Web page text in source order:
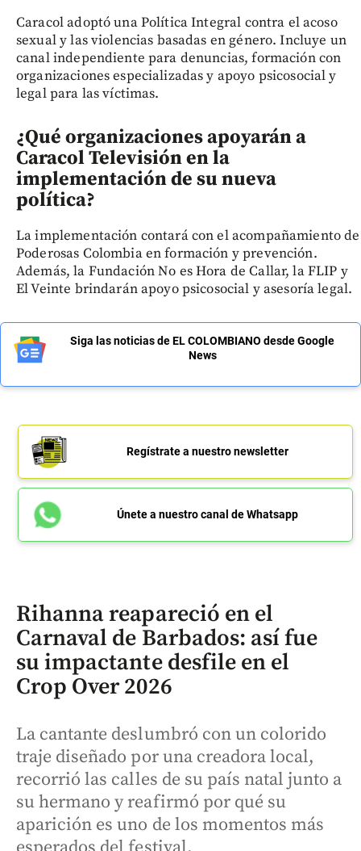
Caracol adoptó una Política Integral contra el acoso
sexual y las violencias basadas en género. Incluye un
canal independiente para denuncias, formación con
organizaciones especializadas y apoyo psicosocial y
legal para las víctimas.
¿Qué organizaciones apoyarán a
Caracol Televisión en la
implementación de su nueva
política?
La implementación contará con el acompañamiento de
Poderosas Colombia en formación y prevención.
Además, la Fundación No es Hora de Callar, la FLIP y
El Veinte brindarán apoyo psicosocial y asesoría legal.
Siga las noticias de EL COLOMBIANO desde Google
News
Regístrate a nuestro newsletter
Únete a nuestro canal de Whatsapp
Rihanna reapareció en el
Carnaval de Barbados: así fue
su impactante desfile en el
Crop Over 2026
La cantante deslumbró con un colorido
traje diseñado por una creadora local,
recorrió las calles de su país natal junto a
su hermano y reafirmó por qué su
aparición es uno de los momentos más